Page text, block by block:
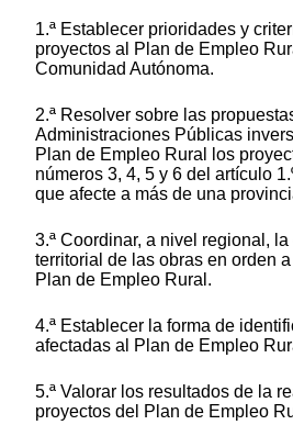
1.ª Establecer prioridades y
proyectos al Plan de Empleo
Comunidad Autónoma.
2.ª Resolver sobre las
Administraciones Públicas
Plan de Empleo Rural los
números 3, 4, 5 y 6 del artículo
que afecte a más de una
3.ª Coordinar, a nivel regional,
territorial de las obras en orden
Plan de Empleo Rural.
4.ª Establecer la forma de
afectadas al Plan de Empleo
5.ª Valorar los resultados de la
proyectos del Plan de Empleo